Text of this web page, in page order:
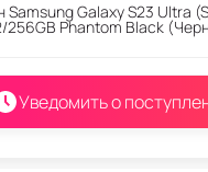
Galaxy S23 Ultra
256GB Phantom Black
Уведомить о